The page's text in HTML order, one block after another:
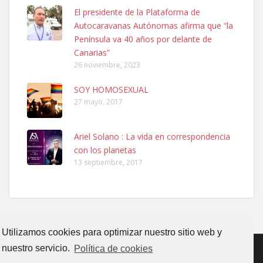
Utilizamos cookies para optimizar nuestro sitio web y
nuestro servicio. Política de cookies
Ninfa perdida
El día 5 se los perdió una ninfa papillera, asustada tiene miedo a la
calle, se perdió por la zon...
Leales.org » Gran Canaria
6.7.2025
Adopcion
Busco casa de acogida para mi perrita ya que por temas de trabajo
no la puedo tener. Solo gente r...
El presidente de la Plataforma de
Autocaravanas Autónomas afirma que “la
Península va 40 años por delante de
Canarias”
26 noviembre, 2023
SOY HOMOSEXUAL
27 mayo, 2017
Ariel Solano : La vida en correspondencia
con los planetas
13 septiembre, 2017